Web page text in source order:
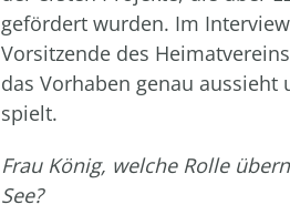
gefördert wurden. Im
Vorsitzende des
das Vorhaben genau aussieht
spielt.
Frau König, welche Rolle
See?